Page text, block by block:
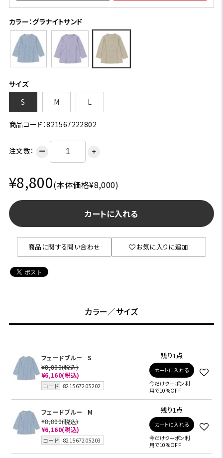
カラー：グラナイトサンド
サイズ
S
M L
商品コード：821567222802
注文数： ー ＋
¥8,800(本体価格¥8,000)
カートに入れる
商品に関する問い合わせ お気に入りに追加
カラー／サイズ
フェードブルー
S
¥8,800(税込)
¥6,160(税込)
コード 821567205202
残り1点
カートに入れる
今だけクーポン利
用で10%OFF
フェードブルー
M
¥8,800(税込)
¥6,160(税込)
コード 821567205203
残り1点
カートに入れる
今だけクーポン利
用で10%OFF